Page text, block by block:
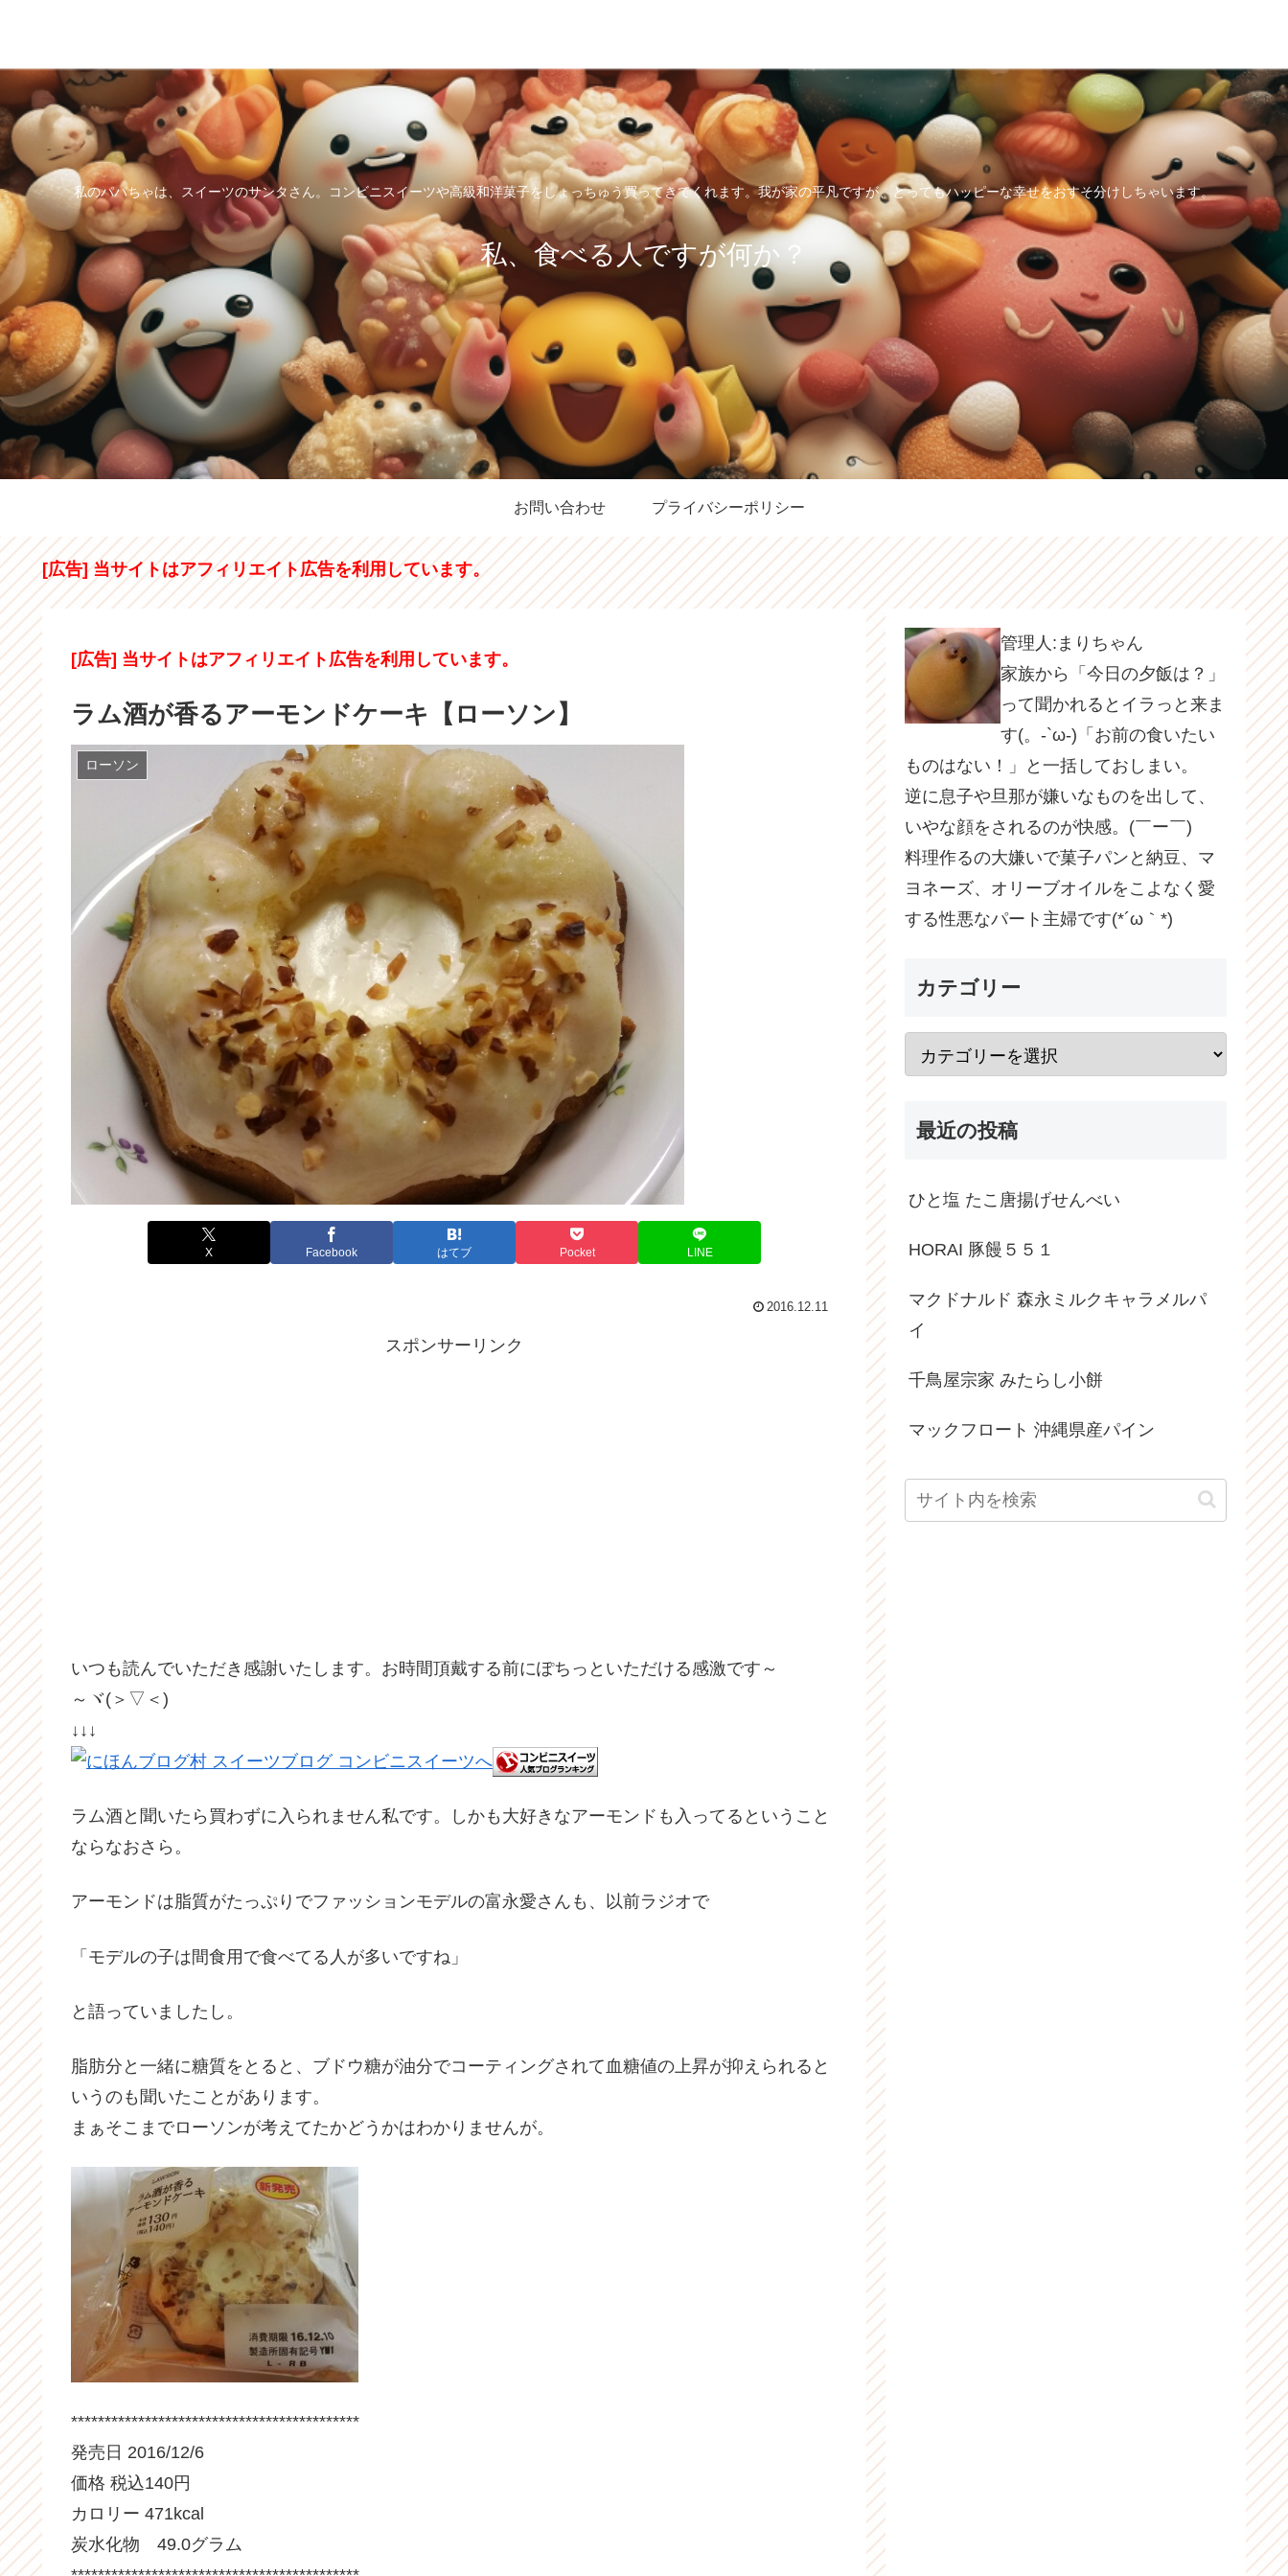
私のパパちゃは、スイーツのサンタさん。コンビニスイーツや高級和洋菓子をしょっちゅう買ってきてくれます。我が家の平凡ですが、とってもハッピーな幸せをおすそ分けしちゃいます。
私、食べる人ですが何か？
お問い合わせ プライバシーポリシー
[広告] 当サイトはアフィリエイト広告を利用しています。
[広告] 当サイトはアフィリエイト広告を利用しています。
ラム酒が香るアーモンドケーキ【ローソン】
ローソン
X Facebook はてブ Pocket LINE
2016.12.11
スポンサーリンク
いつも読んでいただき感謝いたします。お時間頂戴する前にぽちっといただける感激です～
～ヾ(＞▽＜)
↓↓↓
ラム酒と聞いたら買わずに入られません私です。しかも大好きなアーモンドも入ってるということ
ならなおさら。
アーモンドは脂質がたっぷりでファッションモデルの富永愛さんも、以前ラジオで
「モデルの子は間食用で食べてる人が多いですね」
と語っていましたし。
脂肪分と一緒に糖質をとると、ブドウ糖が油分でコーティングされて血糖値の上昇が抑えられると
いうのも聞いたことがあります。
まぁそこまでローソンが考えてたかどうかはわかりませんが。
*******************************************
発売日 2016/12/6
価格 税込140円
カロリー 471kcal
炭水化物 49.0グラム
管理人:まりちゃん
家族から「今日の夕飯は？」
って聞かれるとイラっと来ま
す(。-`ω-)「お前の食いたい
ものはない！」と一括しておしまい。
逆に息子や旦那が嫌いなものを出して、
いやな顔をされるのが快感。(￣ー￣)
料理作るの大嫌いで菓子パンと納豆、マ
ヨネーズ、オリーブオイルをこよなく愛
する性悪なパート主婦です(*´ω｀*)
カテゴリー
最近の投稿
ひと塩 たこ唐揚げせんべい
HORAI 豚饅５５１
マクドナルド 森永ミルクキャラメルパ
イ
千鳥屋宗家 みたらし小餅
マックフロート 沖縄県産パイン